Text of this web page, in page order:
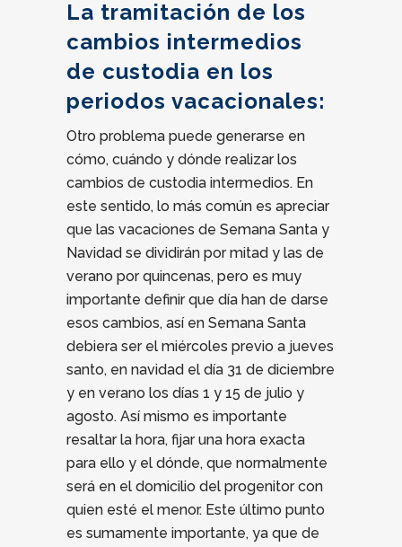
La tramitación de los
cambios intermedios
de custodia en los
periodos vacacionales:
Otro problema puede generarse en
cómo, cuándo y dónde realizar los
cambios de custodia intermedios. En
este sentido, lo más común es apreciar
que las vacaciones de Semana Santa y
Navidad se dividirán por mitad y las de
verano por quincenas, pero es muy
importante definir que día han de darse
esos cambios, así en Semana Santa
debiera ser el miércoles previo a jueves
santo, en navidad el día 31 de diciembre
y en verano los días 1 y 15 de julio y
agosto. Así mismo es importante
resaltar la hora, fijar una hora exacta
para ello y el dónde, que normalmente
será en el domicilio del progenitor con
quien esté el menor. Este último punto
es sumamente importante, ya que de